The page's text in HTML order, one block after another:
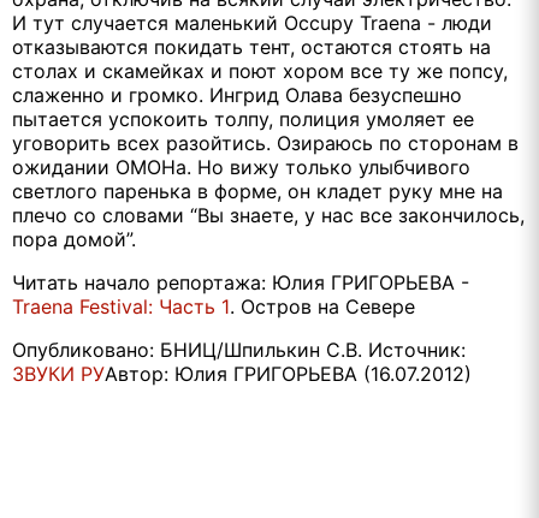
И тут случается маленький Occupy Traena - люди
отказываются покидать тент, остаются стоять на
столах и скамейках и поют хором все ту же попсу,
слаженно и громко. Ингрид Олава безуспешно
пытается успокоить толпу, полиция умоляет ее
уговорить всех разойтись. Озираюсь по сторонам в
ожидании ОМОНа. Но вижу только улыбчивого
светлого паренька в форме, он кладет руку мне на
плечо со словами “Вы знаете, у нас все закончилось,
пора домой”.
Читать начало репортажа: Юлия ГРИГОРЬЕВА -
Traena Festival: Часть 1. Остров на Севере
Опубликовано: БНИЦ/Шпилькин С.В. Источник:
ЗВУКИ РУАвтор: Юлия ГРИГОРЬЕВА (16.07.2012)